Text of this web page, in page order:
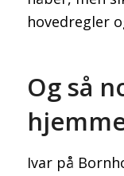
hovedregler
Og så
Ivar på